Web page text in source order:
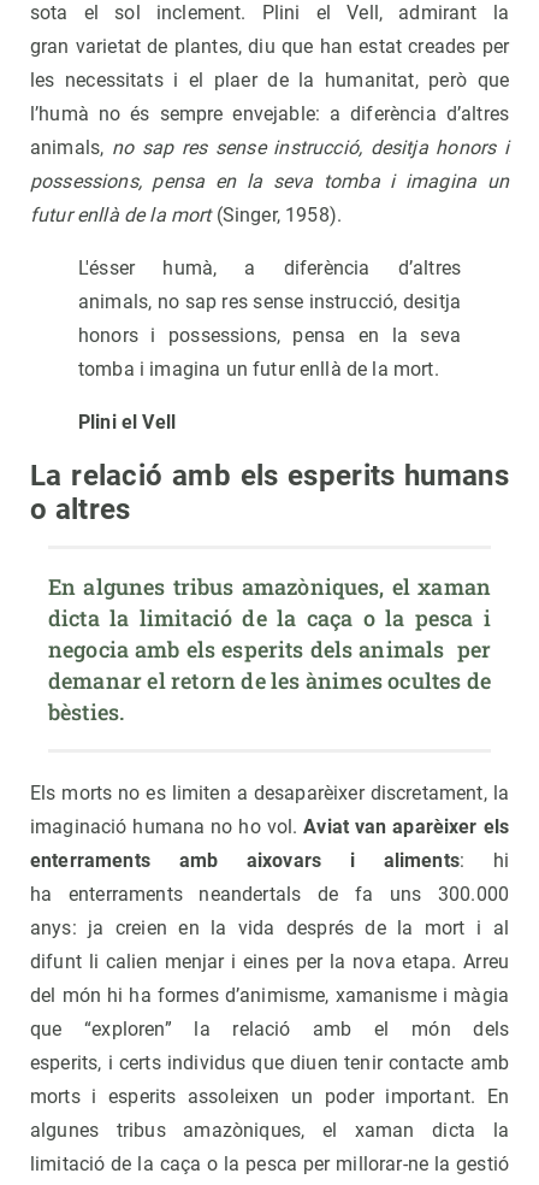
sota el sol inclement. Plini el Vell, admirant la
gran varietat de plantes, diu que han estat creades per
les necessitats i el plaer de la humanitat, però que
l’humà no és sempre envejable: a diferència d’altres
animals, no sap res sense instrucció, desitja honors i
possessions, pensa en la seva tomba i imagina un
futur enllà de la mort (Singer, 1958).
L'ésser humà, a diferència d’altres
animals, no sap res sense instrucció, desitja
honors i possessions, pensa en la seva
tomba i imagina un futur enllà de la mort.
Plini el Vell
La relació amb els esperits humans
o altres
En algunes tribus amazòniques, el xaman
dicta la limitació de la caça o la pesca i
negocia amb els esperits dels animals  per
demanar el retorn de les ànimes ocultes de
bèsties.
Els morts no es limiten a desaparèixer discretament, la
imaginació humana no ho vol.Aviat van aparèixer els
enterraments amb aixovars i aliments: hi
ha enterraments neandertals de fa uns 300.000
anys: ja creien en la vida després de la mort i al
difunt li calien menjar i eines per la nova etapa. Arreu
del món hi ha formes d’animisme, xamanisme i màgia
que “exploren” la relació amb el món dels
esperits, i certs individus que diuen tenir contacte amb
morts i esperits assoleixen un poder important. En
algunes tribus amazòniques, el xaman dicta la
limitació de la caça o la pesca per millorar-ne la gestió